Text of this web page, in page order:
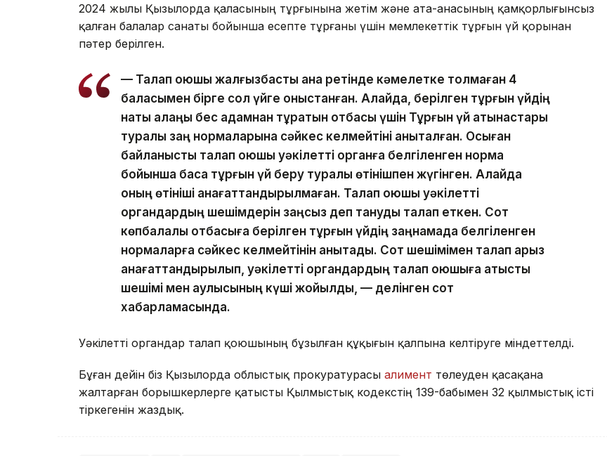
2024 жылы Қызылорда қаласының тұрғынына жетім және ата-анасының қамқорлығынсыз
қалған балалар санаты бойынша есепте тұрғаны үшін мемлекеттік тұрғын үй қорынан
пәтер берілген.
— Талап қоюшы жалғызбасты ана ретінде кәмелетке толмаған 4
баласымен бірге сол үйге қоныстанған. Алайда, берілген тұрғын үйдің
нақты алаңы бес адамнан тұратын отбасы үшін Тұрғын үй қатынастары
туралы заң нормаларына сәйкес келмейтіні анықталған. Осыған
байланысты талап қоюшы уәкілетті органға белгіленген норма
бойынша басқа тұрғын үй беру туралы өтінішпен жүгінген. Алайда
оның өтініші қанағаттандырылмаған. Талап қоюшы уәкілетті
органдардың шешімдерін заңсыз деп тануды талап еткен. Сот
көпбалалы отбасыға берілген тұрғын үйдің заңнамада белгіленген
нормаларға сәйкес келмейтінін анықтады. Сот шешімімен талап арыз
қанағаттандырылып, уәкілетті органдардың талап қоюшыға қатысты
шешімі мен қаулысының күші жойылды, — делінген сот
хабарламасында.
Уәкілетті органдар талап қоюшының бұзылған құқығын қалпына келтіруге міндеттелді.
Бұған дейін біз Қызылорда облыстық прокуратурасы алимент төлеуден қасақана
жалтарған борышкерлерге қатысты Қылмыстық кодекстің 139-бабымен 32 қылмыстық істі
тіркегенін жаздық.